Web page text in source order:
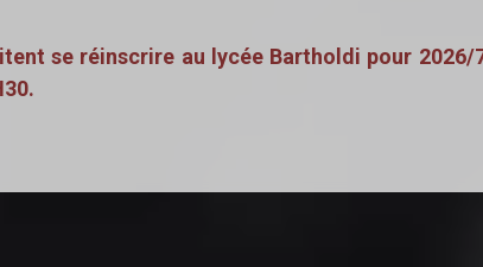
se réinscrire au lycée Bartholdi pour